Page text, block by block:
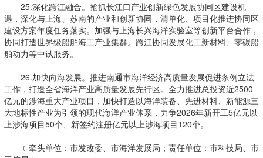
25.深化跨江融合。抢抓长江口产业创新绿色发展协同区建设机
遇，深化与上海、苏南的产业和创新协同，清单化、项目化推进协同区
建设方案年度任务落实。加强与上海长兴海洋实验室等创新平台合作，
协同打造世界级船舶海工产业集群。跨江协同发展化工新材料、零碳船
舶动力等中试服务。
26.加快向海发展。推进南通市海洋经济高质量发展促进条例立法
工作，打造全省海洋产业高质量发展先行区。全力推进总投资近2500
亿元的涉海重大产业项目，加快打造以海洋装备、先进材料、新能源三
大地标性产业为引领的现代海洋产业体系，力争2026年新开工5亿元以
上涉海项目50个、新签约注册亿元以上涉海项目120个。
﹝牵头单位：市发改委、市海洋发展局；责任单位：市科技局、市